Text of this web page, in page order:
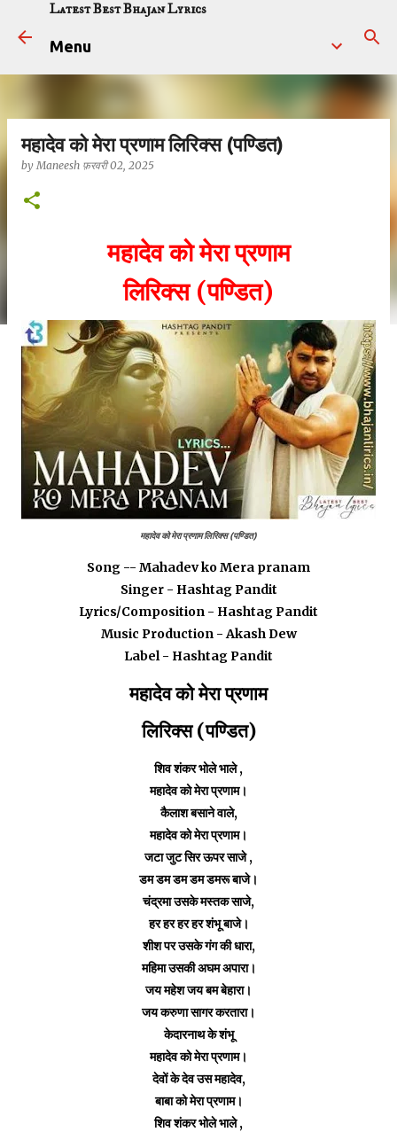
सीधे मुख्य सामग्री पर जाएं
Latest Best Bhajan Lyrics
Menu
महादेव को मेरा प्रणाम लिरिक्स (पण्डित)
byManeesh फ़रवरी 02, 2025
महादेव को मेरा प्रणाम
लिरिक्स (पण्डित)
महादेव को मेरा प्रणाम लिरिक्स (पण्डित)
Song -- Mahadev ko Mera pranam
Singer - Hashtag Pandit
Lyrics/Composition - Hashtag Pandit
Music Production - Akash Dew
Label - Hashtag Pandit
महादेव को मेरा प्रणाम
लिरिक्स (पण्डित)
शिव शंकर भोले भाले ,
महादेव को मेरा प्रणाम।
कैलाश बसाने वाले,
महादेव को मेरा प्रणाम।
जटा जुट सिर ऊपर साजे ,
डम डम डम डम डमरू बाजे।
चंद्रमा उसके मस्तक साजे,
हर हर हर हर शंभू बाजे।
शीश पर उसके गंग की धारा,
महिमा उसकी अघम अपारा।
जय महेश जय बम बेहारा।
जय करुणा सागर करतारा।
केदारनाथ के शंभू
महादेव को मेरा प्रणाम।
देवों के देव उस महादेव,
बाबा को मेरा प्रणाम।
शिव शंकर भोले भाले ,